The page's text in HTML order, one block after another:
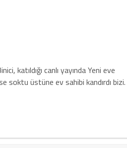
katıldığı canlı yayında Yeni eve
soktu üstüne ev sahibi kandırdı bizi.